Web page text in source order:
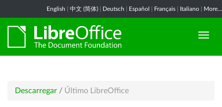
English 中文 (简体) Deutsch Español Français Italiano More...
Descarregar / Último LibreOffice